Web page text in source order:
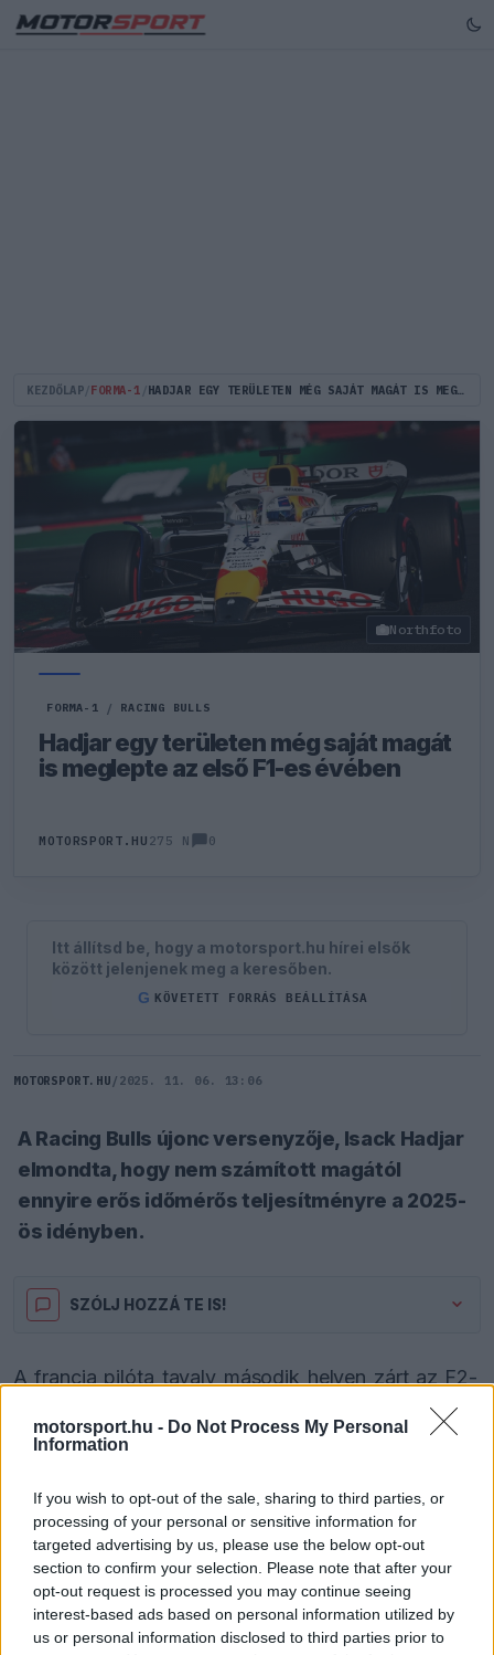
motorsport.hu - Do Not Process My Personal
Information
If you wish to opt-out of the sale, sharing to third parties, or
processing of your personal or sensitive information for
targeted advertising by us, please use the below opt-out
section to confirm your selection. Please note that after your
opt-out request is processed you may continue seeing
interest-based ads based on personal information utilized by
us or personal information disclosed to third parties prior to
KEZDŐLAP FORMA-1 HADJAR EGY TERÜLETEN MÉG SAJÁT MAGÁT IS MEGLEPTE AZ ELSŐ F1-ES ÉVÉBEN
Northfoto
FORMA-1 / RACING BULLS
Hadjar egy területen még saját magát
is meglepte az első F1-es évében
MOTORSPORT.HU 275 N 0
Itt állítsd be, hogy a motorsport.hu hírei elsők
között jelenjenek meg a keresőben.
G KÖVETETT FORRÁS BEÁLLÍTÁSA
MOTORSPORT.HU / 2025. 11. 06. 13:06
A Racing Bulls újonc versenyzője, Isack Hadjar
elmondta, hogy nem számított magától
ennyire erős időmérős teljesítményre a 2025-
ös idényben.
SZÓLJ HOZZÁ TE IS!
A francia pilóta tavaly második helyen zárt az F2-
es bajnokságban, majd megkapta a lehetőséget a
királykategóriában. Sokan ugyanakkor kétkedtek
és a dühkitörései miatt arra lehetett számítani,
hogy a Forma–1-ben is gondjai lesznek.
Az éve nem is indult jól, hiszen emlékezhetünk,
hogy Ausztráliában már a felvezető körön kiesett.